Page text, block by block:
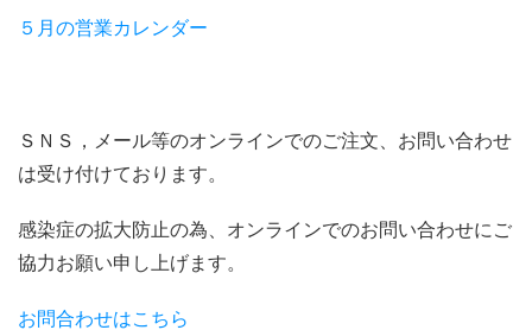
５月の営業カレンダー
ＳＮＳ，メール等のオンラインでのご注文、お問い合わせ
は受け付けております。
感染症の拡大防止の為、オンラインでのお問い合わせにご
協力お願い申し上げます。
お問合わせはこちら